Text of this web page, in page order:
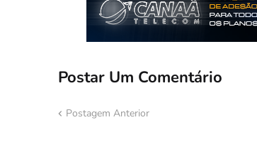
Postar Um Comentário
Postagem Anterior